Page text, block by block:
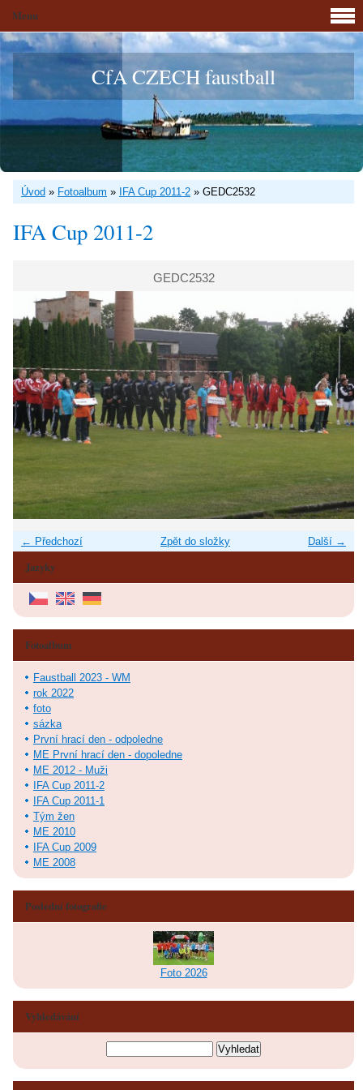
CfA CZECH faustball
Úvod » Fotoalbum » IFA Cup 2011-2 » GEDC2532
IFA Cup 2011-2
GEDC2532
← Předchozí Další →
Zpět do složky
Jazyky
Menu
Fotoalbum
Faustball 2023 - WM
rok 2022
foto
sázka
První hrací den - odpoledne
ME První hrací den - dopoledne
ME 2012 - Muži
IFA Cup 2011-2
IFA Cup 2011-1
Tým žen
ME 2010
IFA Cup 2009
ME 2008
Poslední fotografie
Foto 2026
Vyhledávání